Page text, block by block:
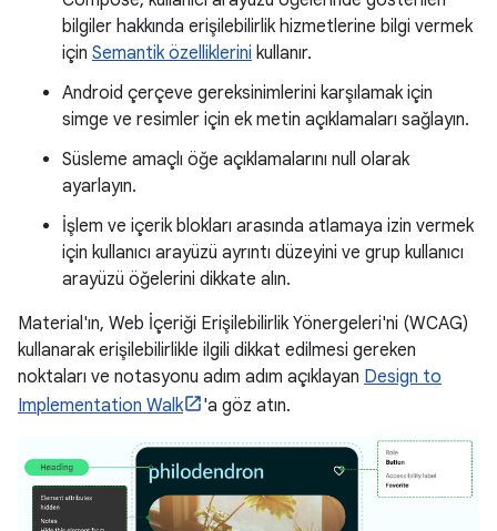
bilgiler hakkında erişilebilirlik hizmetlerine bilgi vermek
için Semantik özelliklerini kullanır.
Android çerçeve gereksinimlerini karşılamak için
simge ve resimler için ek metin açıklamaları sağlayın.
Süsleme amaçlı öğe açıklamalarını null olarak
ayarlayın.
İşlem ve içerik blokları arasında atlamaya izin vermek
için kullanıcı arayüzü ayrıntı düzeyini ve grup kullanıcı
arayüzü öğelerini dikkate alın.
Material'ın, Web İçeriği Erişilebilirlik Yönergeleri'ni (WCAG)
kullanarak erişilebilirlikle ilgili dikkat edilmesi gereken
noktaları ve notasyonu adım adım açıklayan Design to
Implementation Walk
'a göz atın.